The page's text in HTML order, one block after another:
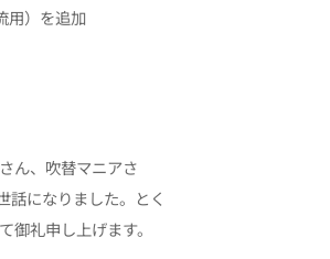
用）を追加
ん、吹替マニアさ
になりました。とく
礼申し上げます。